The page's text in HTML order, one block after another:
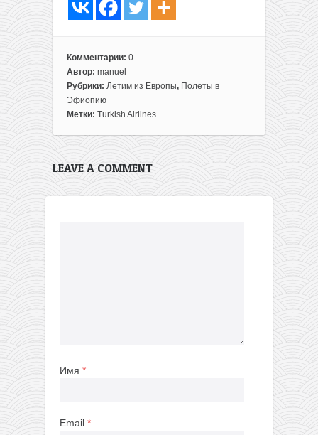
Комментарии: 0
Автор: manuel
Рубрики: Летим из Европы, Полеты в
Эфиопию
Метки: Turkish Airlines
LEAVE A COMMENT
Имя *
Email *